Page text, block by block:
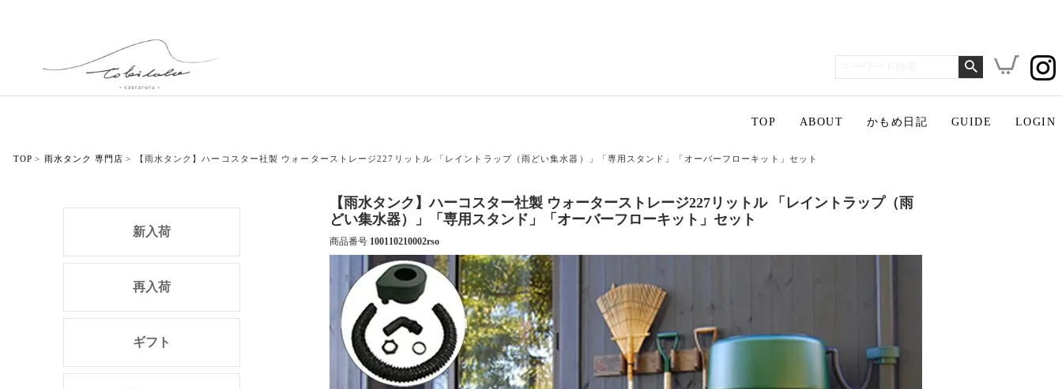
TOP ABOUT かもめ日記 GUIDE LOGIN
TOP 雨水タンク 専門店 【雨水タンク】ハーコスター社製 ウォーターストレージ227リットル 「レイントラップ（雨どい集水器）」「専用スタンド」「オーバーフローキット」セット
新入荷
再入荷
ギフト
【雨水タンク】ハーコスター社製 ウォーターストレージ227リットル 「レイントラップ（雨
どい集水器）」「専用スタンド」「オーバーフローキット」セット
商品番号 100110210002rso